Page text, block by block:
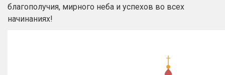
благополучия, мирного неба и успехов во всех
начинаниях!